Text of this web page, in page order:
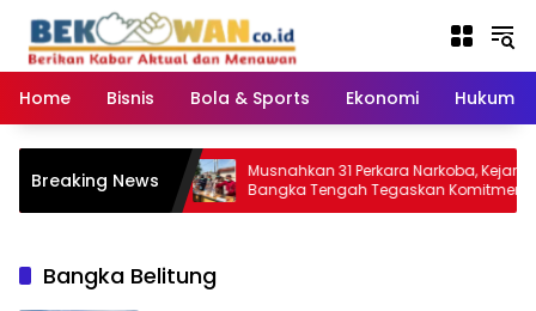
konten
Home
Bisnis Bola & Sports Ekonomi Hukum
Breaking News
Desa:
Bangka
Musnahkan 31 Perkara Narkoba, Kejari
Bangka Tengah Tegaskan Komitmen
Berantas Kejahatan Hingga Tuntas
Bangka Belitung